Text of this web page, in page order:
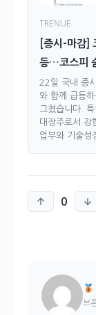
TRENUE
[증시-마감]
등…코스피
22일 국내 증
와 함께 급등
그쳤습니다.
대장주로서 강
업부와 기술성
0
브